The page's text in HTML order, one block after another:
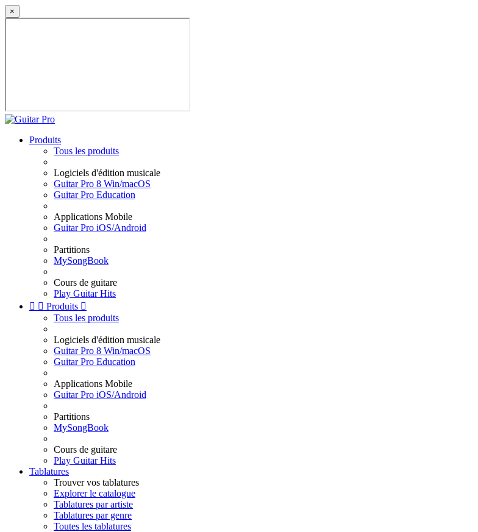
×
Produits
Tous les produits
Logiciels d'édition musicale
Guitar Pro 8 Win/macOS
Guitar Pro Education
Applications Mobile
Guitar Pro iOS/Android
Partitions
MySongBook
Cours de guitare
Play Guitar Hits
  Produits 
Tous les produits
Logiciels d'édition musicale
Guitar Pro 8 Win/macOS
Guitar Pro Education
Applications Mobile
Guitar Pro iOS/Android
Partitions
MySongBook
Cours de guitare
Play Guitar Hits
Tablatures
Trouver vos tablatures
Explorer le catalogue
Tablatures par artiste
Tablatures par genre
Toutes les tablatures